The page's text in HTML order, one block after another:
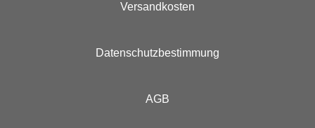
Versandkosten
Datenschutzbestimmung
AGB